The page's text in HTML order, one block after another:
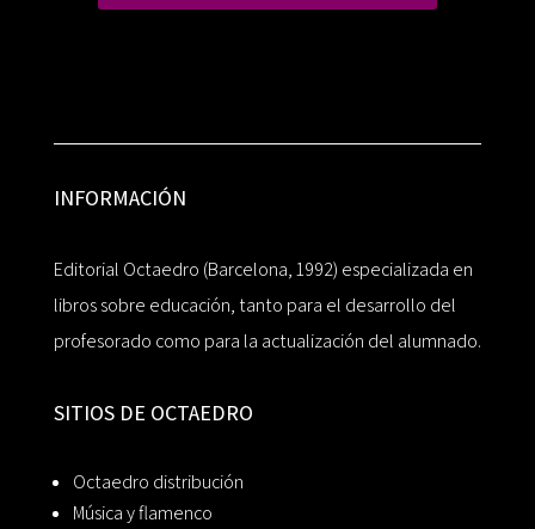
INFORMACIÓN
Editorial Octaedro (Barcelona, 1992) especializada en
libros sobre educación, tanto para el desarrollo del
profesorado como para la actualización del alumnado.
SITIOS DE OCTAEDRO
Octaedro distribución
Música y flamenco